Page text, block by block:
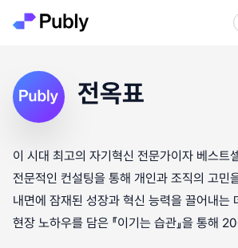
전옥표
이 시대 최고의 자기혁신 전문가이자 베스트
전문적인 컨설팅을 통해 개인과 조직의 고민
내면에 잠재된 성장과 혁신 능력을 끌어내는
현장 노하우를 담은 『이기는 습관』을 통해